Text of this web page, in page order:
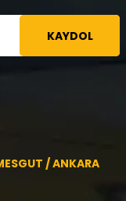
KAYDOL
/ ANKARA